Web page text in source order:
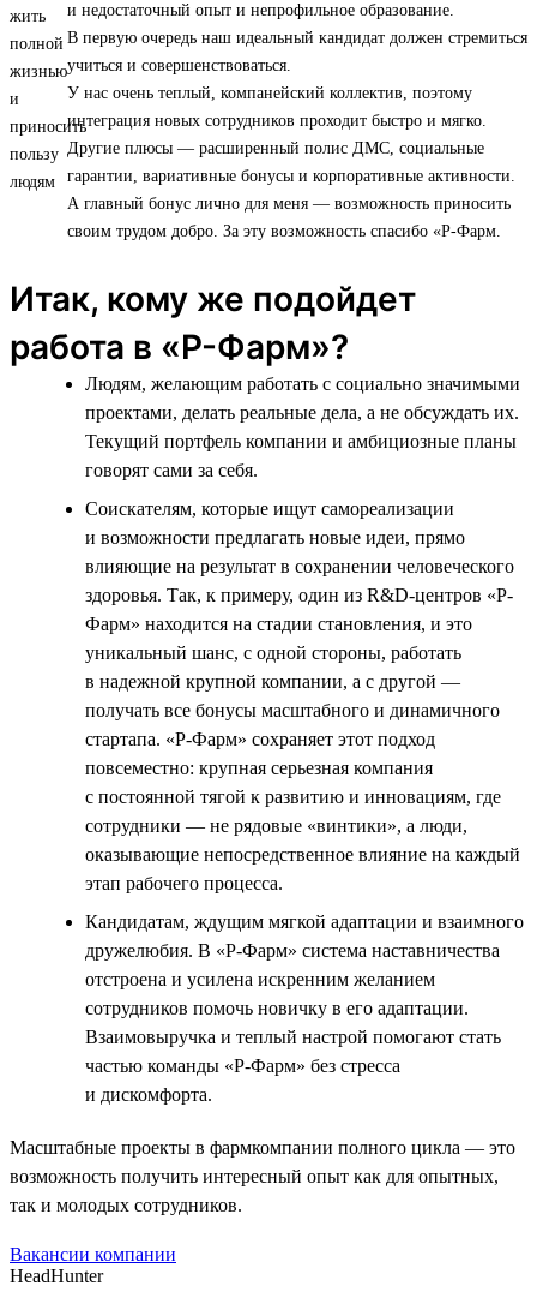
и недостаточный опыт и непрофильное образование.
В первую очередь наш идеальный кандидат должен стремиться
учиться и совершенствоваться.
У нас очень теплый, компанейский коллектив, поэтому
интеграция новых сотрудников проходит быстро и мягко.
Другие плюсы — расширенный полис ДМС, социальные
гарантии, вариативные бонусы и корпоративные активности.
А главный бонус лично для меня — возможность приносить
своим трудом добро. За эту возможность спасибо «Р-Фарм.
Итак, кому же подойдет
работа в «Р-Фарм»?
Людям, желающим работать с социально значимыми
проектами, делать реальные дела, а не обсуждать их.
Текущий портфель компании и амбициозные планы
говорят сами за себя.
Соискателям, которые ищут самореализации
и возможности предлагать новые идеи, прямо
влияющие на результат в сохранении человеческого
здоровья. Так, к примеру, один из R&D-центров «Р-
Фарм» находится на стадии становления, и это
уникальный шанс, с одной стороны, работать
в надежной крупной компании, а с другой —
получать все бонусы масштабного и динамичного
стартапа. «Р-Фарм» сохраняет этот подход
повсеместно: крупная серьезная компания
с постоянной тягой к развитию и инновациям, где
сотрудники — не рядовые «винтики», а люди,
оказывающие непосредственное влияние на каждый
этап рабочего процесса.
Кандидатам, ждущим мягкой адаптации и взаимного
дружелюбия. В «Р-Фарм» система наставничества
отстроена и усилена искренним желанием
сотрудников помочь новичку в его адаптации.
Взаимовыручка и теплый настрой помогают стать
частью команды «Р-Фарм» без стресса
и дискомфорта.
Масштабные проекты в фармкомпании полного цикла — это
возможность получить интересный опыт как для опытных,
так и молодых сотрудников.
Вакансии компании
HeadHunter